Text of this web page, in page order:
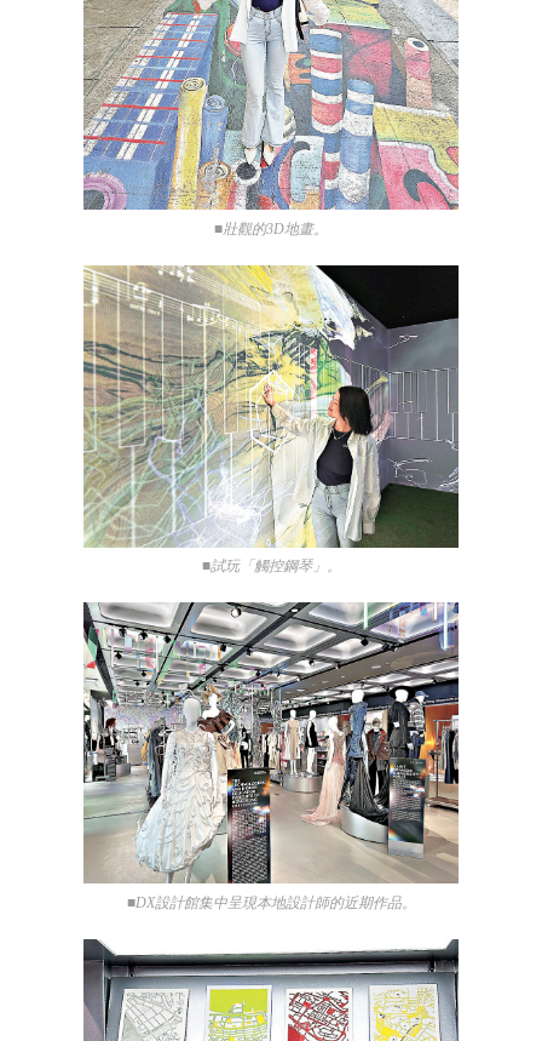
■壯觀的3D地畫。
■試玩「觸控鋼琴」。
■DX設計館集中呈現本地設計師的近期作品。